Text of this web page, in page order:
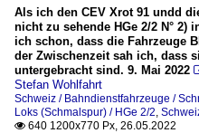
Als ich den CEV Xrot 91 undd
nicht zu sehende HGe 2/2 N° 2)
ich schon, dass die Fahrzeuge
der Zwischenzeit sah ich, dass
untergebracht sind. 9. Mai 2022
Stefan Wohlfahrt
Schweiz / Bahndienstfahrzeuge /
Loks (Schmalspur) / HGe 2/2,
 640 1200x770 Px, 26.05.2022